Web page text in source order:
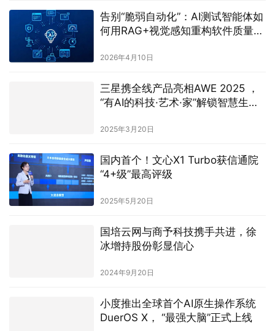
告别“脆弱自动化”：AI测试智能体如
何用RAG+视觉感知重构软件质量工
2026年4月10日
三星携全线产品亮相AWE 2025 ，
“有AI的科技·艺术·家”解锁智慧生活
2025年3月20日
国内首个！文心X1 Turbo获信通院
“4+级”最高评级
2025年5月20日
国培云网与商予科技携手共进，徐
冰增持股份彰显信心
2024年9月20日
小度推出全球首个AI原生操作系统
DuerOS X， “最强大脑”正式上线